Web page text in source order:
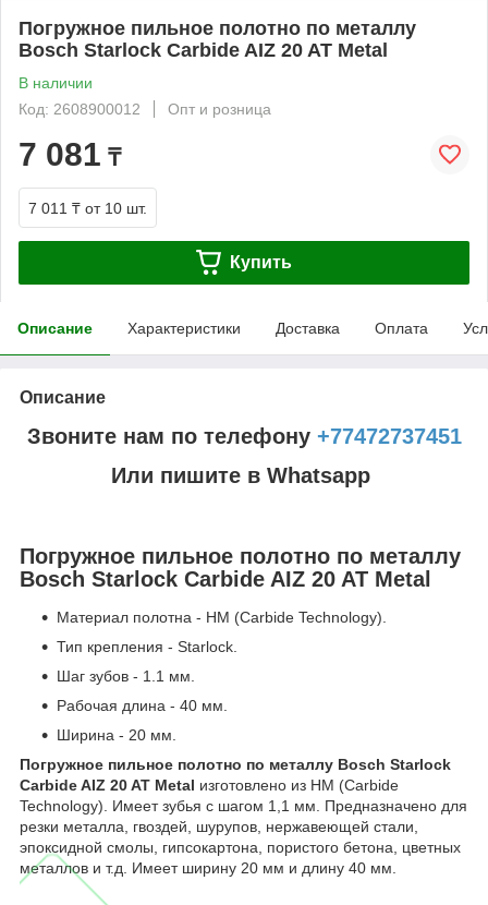
Погружное пильное полотно по металлу
Bosch Starlock Carbide AIZ 20 AT Metal
В наличии
Код: 2608900012
Опт и розница
7 081 ₸
7 011 ₸ от 10 шт.
Купить
Описание Характеристики Доставка Оплата
Описание
Звоните нам по телефону +77472737451
Или пишите в Whatsapp
Погружное пильное полотно по металлу
Bosch Starlock Carbide AIZ 20 AT Metal
Материал полотна - HM (Carbide Technology).
Тип крепления - Starlock.
Шаг зубов - 1.1 мм.
Рабочая длина - 40 мм.
Ширина - 20 мм.
Погружное пильное полотно по металлу Bosch Starlock
Carbide AIZ 20 AT Metal изготовлено из HM (Carbide
Technology). Имеет зубья с шагом 1,1 мм. Предназначено для
резки металла, гвоздей, шурупов, нержавеющей стали,
эпоксидной смолы, гипсокартона, пористого бетона, цветных
металлов и т.д. Имеет ширину 20 мм и длину 40 мм.